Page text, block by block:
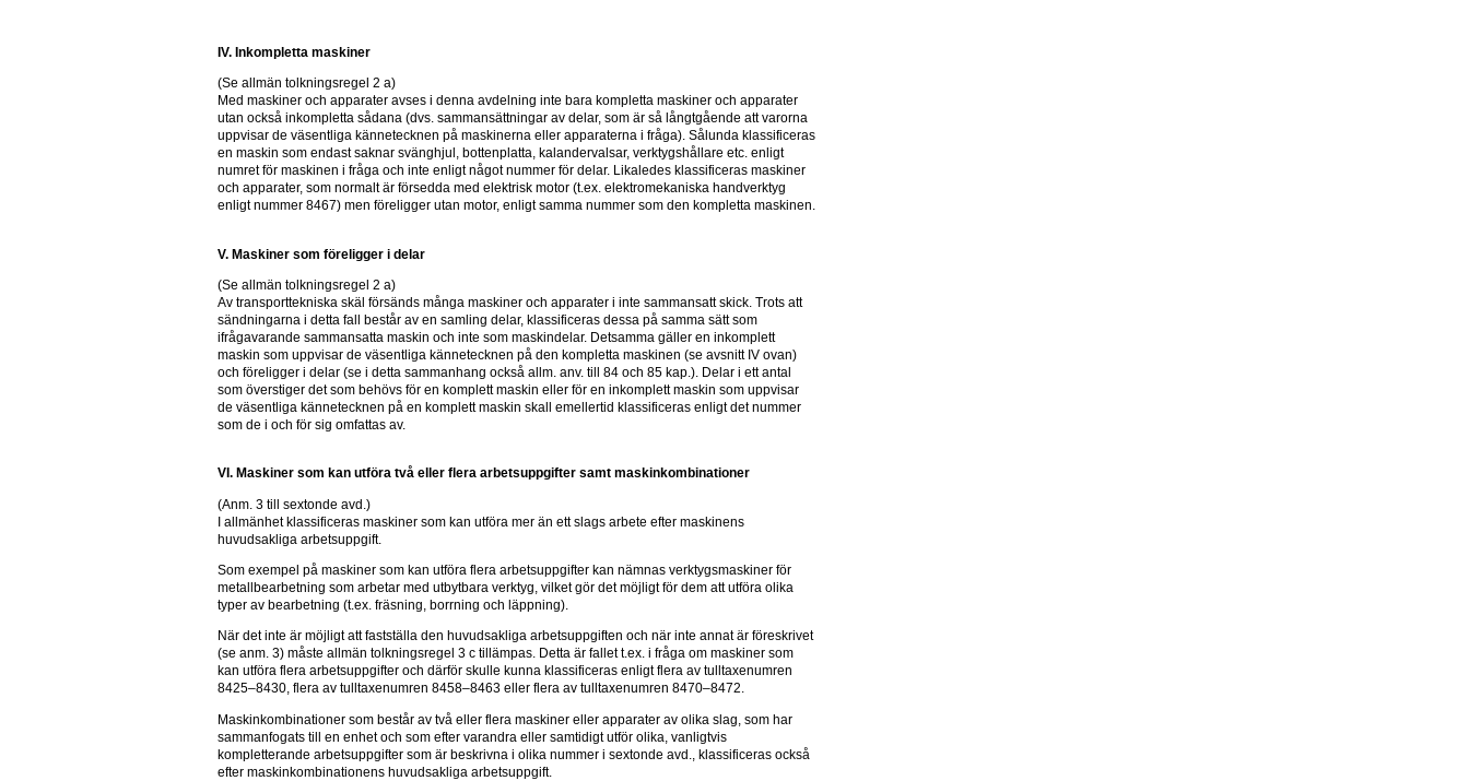
IV. Inkompletta maskiner
(Se allmän tolkningsregel 2 a)
Med maskiner och apparater avses i denna avdelning inte bara kompletta maskiner och apparater
utan också inkompletta sådana (dvs. sammansättningar av delar, som är så långtgående att varorna
uppvisar de väsentliga kännetecknen på maskinerna eller apparaterna i fråga). Sålunda klassificeras
en maskin som endast saknar svänghjul, bottenplatta, kalandervalsar, verktygshållare etc. enligt
numret för maskinen i fråga och inte enligt något nummer för delar. Likaledes klassificeras maskiner
och apparater, som normalt är försedda med elektrisk motor (t.ex. elektromekaniska handverktyg
enligt nummer 8467) men föreligger utan motor, enligt samma nummer som den kompletta maskinen.
V. Maskiner som föreligger i delar
(Se allmän tolkningsregel 2 a)
Av transporttekniska skäl försänds många maskiner och apparater i inte sammansatt skick. Trots att
sändningarna i detta fall består av en samling delar, klassificeras dessa på samma sätt som
ifrågavarande sammansatta maskin och inte som maskindelar. Detsamma gäller en inkomplett
maskin som uppvisar de väsentliga kännetecknen på den kompletta maskinen (se avsnitt IV ovan)
och föreligger i delar (se i detta sammanhang också allm. anv. till 84 och 85 kap.). Delar i ett antal
som överstiger det som behövs för en komplett maskin eller för en inkomplett maskin som uppvisar
de väsentliga kännetecknen på en komplett maskin skall emellertid klassificeras enligt det nummer
som de i och för sig omfattas av.
VI. Maskiner som kan utföra två eller flera arbetsuppgifter samt maskinkombinationer
(Anm. 3 till sextonde avd.)
I allmänhet klassificeras maskiner som kan utföra mer än ett slags arbete efter maskinens
huvudsakliga arbetsuppgift.
Som exempel på maskiner som kan utföra flera arbetsuppgifter kan nämnas verktygsmaskiner för
metallbearbetning som arbetar med utbytbara verktyg, vilket gör det möjligt för dem att utföra olika
typer av bearbetning (t.ex. fräsning, borrning och läppning).
När det inte är möjligt att fastställa den huvudsakliga arbetsuppgiften och när inte annat är föreskrivet
(se anm. 3) måste allmän tolkningsregel 3 c tillämpas. Detta är fallet t.ex. i fråga om maskiner som
kan utföra flera arbetsuppgifter och därför skulle kunna klassificeras enligt flera av tulltaxenumren
8425–8430, flera av tulltaxenumren 8458–8463 eller flera av tulltaxenumren 8470–8472.
Maskinkombinationer som består av två eller flera maskiner eller apparater av olika slag, som har
sammanfogats till en enhet och som efter varandra eller samtidigt utför olika, vanligtvis
kompletterande arbetsuppgifter som är beskrivna i olika nummer i sextonde avd., klassificeras också
efter maskinkombinationens huvudsakliga arbetsuppgift.